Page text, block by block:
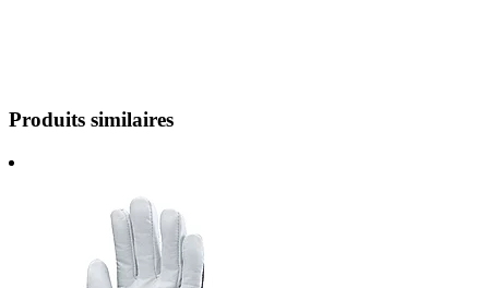
Produits similaires